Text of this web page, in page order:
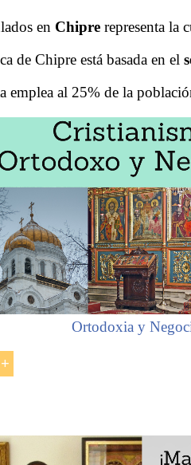
en Chipre representa la
de Chipre está basada en el
emplea al 25% de la
Ortodoxia y
de Chipre (UE)
«Comercio internacional y